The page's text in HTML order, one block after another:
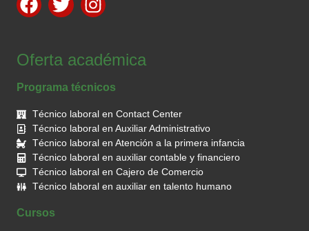
Oferta académica
Programa técnicos
Técnico laboral en Contact Center
Técnico laboral en Auxiliar Administrativo
Técnico laboral en Atención a la primera infancia
Técnico laboral en auxiliar contable y financiero
Técnico laboral en Cajero de Comercio
Técnico laboral en auxiliar en talento humano
Cursos